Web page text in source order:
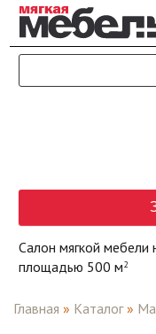
Перейти к основному
Салон мягкой мебели
площадью 500 м2
Главная » Каталог »